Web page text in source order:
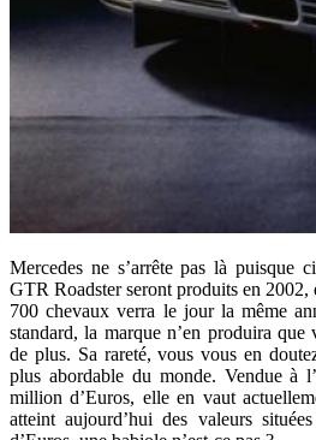
Mercedes ne s’arrête pas là puisque
GTR Roadster seront produits en 2002,
700 chevaux verra le jour la même
standard, la marque n’en produira
de plus. Sa rareté, vous vous en
plus abordable du monde. Vendue à
million d’Euros, elle en vaut
atteint aujourd’hui des valeurs